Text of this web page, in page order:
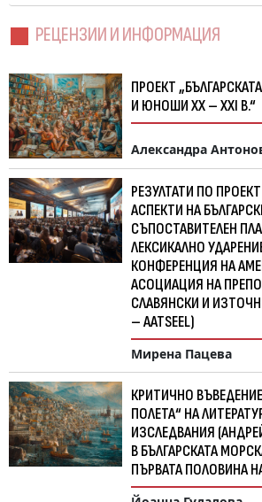
РЕЦЕНЗИИ И ИНФОРМАЦИЯ
ПРОЕКТ „БЪЛГАРСКАТА ЛИТЕРАТУРА ЗА ДЕЦА
И ЮНОШИ XX – XXI В.“
Александра
РЕЗУЛТАТИ ПО ПРОЕКТ „ПРОЗОДИЧНИ
АСПЕКТИ НА
СЪПОСТАВИТЕЛЕН
ЛЕКСИКАЛНО
КОНФЕРЕНЦИЯ НА
АСОЦИАЦИЯ НА
СЛАВЯНСКИ И
– AATSEEL)
Мирена Пацева
КРИТИЧНО ВЪВЕДЕНИЕ В ЕДНО ОТ „БЕЛИТЕ
ПОЛЕТА“ НА
ИЗСЛЕДВАНИЯ
В БЪЛГАРСКАТА
ПЪРВАТА ПОЛОВИНА